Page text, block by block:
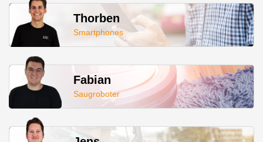
Thorben
Smartphones
Fabian
Saugroboter